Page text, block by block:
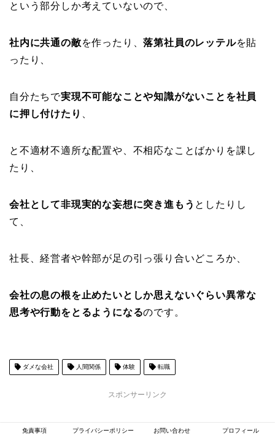
という部分しか考えていないので、
社内に共通の敵を作ったり、落第社員のレッテルを貼
ったり、
自分たちで実現不可能なことや知識がないことを社員
に押し付けたり
と不適材不適所な配置や、不相応なことばかりを課し
たり、
会社として非現実的な妄想に突き進もう としたりし
て、
社長、経営者や幹部が足の引っ張り合いどころか、
会社の息の根を止めたいとしか思えないぐらい異常な
思考や行動をとるようになるのです。
ダメな会社 人間関係 体験 転職
スポンサーリンク
免責事項 プライバシーポリシー お問い合わせ プロフィール